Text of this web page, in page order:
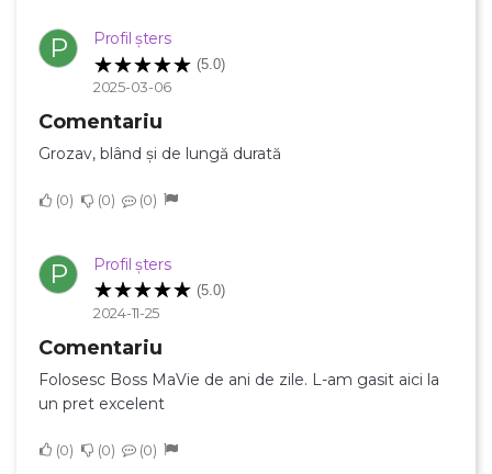
P Profil șters
(5.0)
2025-03-06
Comentariu
Grozav, blând și de lungă durată
0 0 0
P Profil șters
(5.0)
2024-11-25
Comentariu
Folosesc Boss MaVie de ani de zile. L-am gasit aici la
un pret excelent
0 0 0